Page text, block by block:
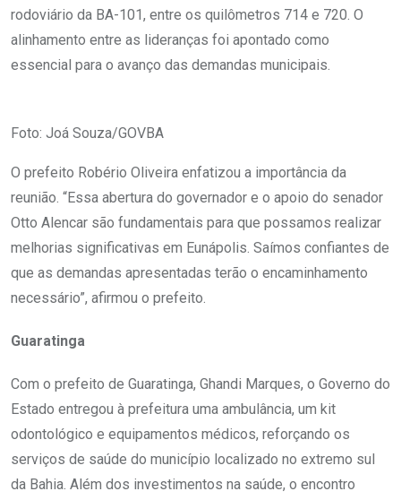
rodoviário da BA-101, entre os quilômetros 714 e 720. O
alinhamento entre as lideranças foi apontado como
essencial para o avanço das demandas municipais.
Foto: Joá Souza/GOVBA
O prefeito Robério Oliveira enfatizou a importância da
reunião. “Essa abertura do governador e o apoio do senador
Otto Alencar são fundamentais para que possamos realizar
melhorias significativas em Eunápolis. Saímos confiantes de
que as demandas apresentadas terão o encaminhamento
necessário”, afirmou o prefeito.
Guaratinga
Com o prefeito de Guaratinga, Ghandi Marques, o Governo do
Estado entregou à prefeitura uma ambulância, um kit
odontológico e equipamentos médicos, reforçando os
serviços de saúde do município localizado no extremo sul
da Bahia. Além dos investimentos na saúde, o encontro